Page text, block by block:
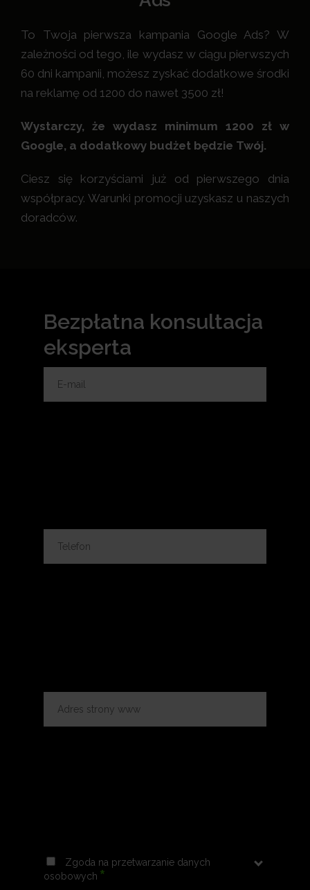
To Twoja pierwsza kampania Google Ads? W
zależności od tego, ile wydasz w ciągu pierwszych
60 dni kampanii, możesz zyskać dodatkowe środki
na reklamę od 1200 do nawet 3500 zł!
Wystarczy, że wydasz minimum 1200 zł w
Google, a dodatkowy budżet będzie Twój.
Ciesz się korzyściami już od pierwszego dnia
współpracy. Warunki promocji uzyskasz u naszych
doradców.
Bezpłatna konsultacja
eksperta
Zgoda na przetwarzanie danych
osobowych *